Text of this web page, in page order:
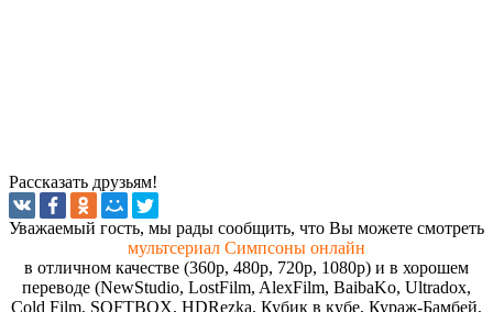
Рассказать друзьям!
Увaжaeмый гocть, мы paды cooбщить, чтo Вы мoжeтe cмoтpeть
мультсериал Симпсоны онлайн
в отличном качестве (360p, 480p, 720p, 1080p) и в хорошем
переводе (NewStudio, LostFilm, AlexFilm, BaibaKo, Ultradox,
Cold Film, SOFTBOX, HDRezka, Кубик в кубе, Кураж-Бамбей,